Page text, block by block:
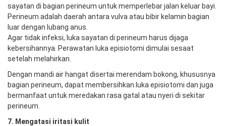
sayatan di bagian perineum untuk memperlebar jalan keluar bayi.
Perineum adalah daerah antara vulva atau bibir kelamin bagian
luar dengan lubang anus.
Agar tidak infeksi, luka sayatan di perineum harus dijaga
kebersihannya. Perawatan luka episiotomi dimulai sesaat
setelah melahirkan.
Dengan mandi air hangat disertai merendam bokong, khususnya
bagian perineum, dapat membersihkan luka episiotomi dan juga
bermanfaat untuk meredakan rasa gatal atau nyeri di sekitar
perineum.
7. Mengatasi iritasi kulit